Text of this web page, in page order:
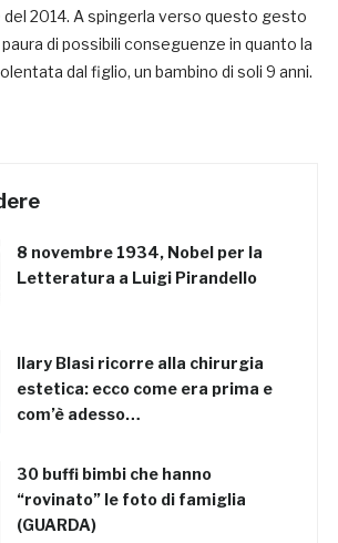
del 2014. A spingerla verso questo gesto
di possibili conseguenze in quanto la
dal figlio, un bambino di soli 9 anni.
8 novembre 1934, Nobel per la
Letteratura a Luigi Pirandello
Ilary Blasi ricorre alla chirurgia
estetica: ecco come era prima e
com’è adesso…
30 buffi bimbi che hanno
“rovinato” le foto di famiglia
(GUARDA)